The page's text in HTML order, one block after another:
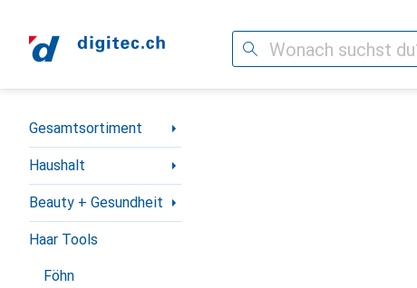
Suche
Navigation nach Kategorien
Gesamtsortiment
Haushalt
Beauty + Gesundheit
Haar Tools
Föhn